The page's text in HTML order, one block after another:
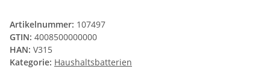
Artikelnummer: 107497
GTIN: 4008500000000
HAN: V315
Kategorie: Haushaltsbatterien